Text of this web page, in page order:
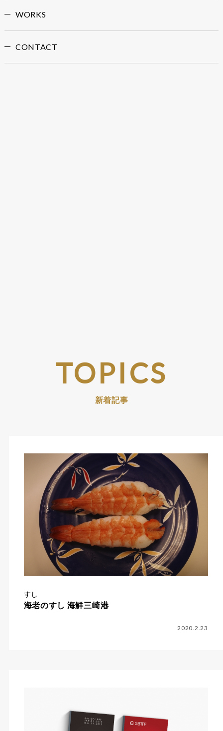
WORKS
CONTACT
TOPICS
新着記事
すし
海老のすし 海鮮三崎港
2020.2.23